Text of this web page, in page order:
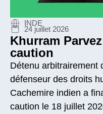
INDE
24 juillet 2026
Khurram
caution
Détenu arbitrairement
défenseur des droits
Cachemire indien a
caution le 18 juillet